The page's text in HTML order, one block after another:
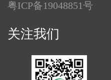
粤ICP备19048851号
关注我们